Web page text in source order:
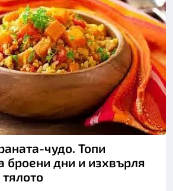
чудо. Топи
броени дни и изхвърля